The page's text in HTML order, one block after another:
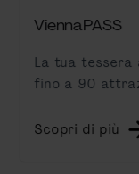
ViennaPASS
La tua tessera
fino a 90
Scopri di più